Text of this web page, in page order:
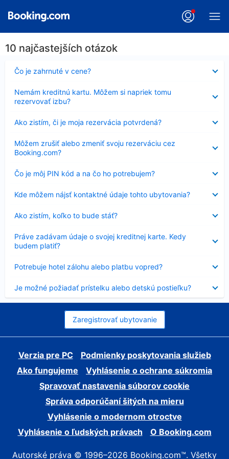
10 najčastejších otázok
Čo je zahrnuté v cene?
Nezobrazuje
sa
Nemám kreditnú kartu. Môžem si napriek tomu
rezervovať izbu?
sa
Ako zistím, či je moja rezervácia potvrdená?
sa
Môžem zrušiť alebo zmeniť svoju rezerváciu cez
Booking.com?
sa
Čo je môj PIN kód a na čo ho potrebujem?
Nezobrazuje
sa
Kde môžem nájsť kontaktné údaje tohto ubytovania?
sa
Ako zistím, koľko to bude stáť?
sa
Práve zadávam údaje o svojej kreditnej karte. Kedy
budem platiť?
sa
Potrebuje hotel zálohu alebo platbu vopred?
sa
Je možné požiadať prístelku alebo detskú postieľku?
sa
Zaregistrovať ubytovanie
Verzia pre PC
Podmienky poskytovania služieb
Ako fungujeme
Vyhlásenie o ochrane súkromia
Spravovať nastavenia súborov cookie
Správa odporúčaní šitých na mieru
Vyhlásenie o modernom otroctve
Vyhlásenie o ľudských právach
O Booking.com
Autorské práva © 1996–2026 Booking.com™. Všetky